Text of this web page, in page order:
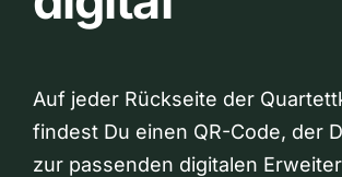
Auf jeder Rückseite der
findest Du einen QR-Code, der
zur passenden digitalen